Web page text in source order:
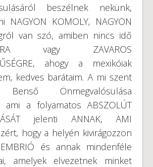
beszélnek nekünk,
NAGYON KOMOLY, NAGYON
van szó, amiben nincs idő
vagy ZAVAROS
ahogy a mexikóiak
kedves barátaim. A mi szent
Benső Önmegvalósulása
ami a folyamatos ABSZOLÚT
jelenti ANNAK, AMI
hogy a helyén kivirágozzon
és annak mindenféle
amelyek elvezetnek minket